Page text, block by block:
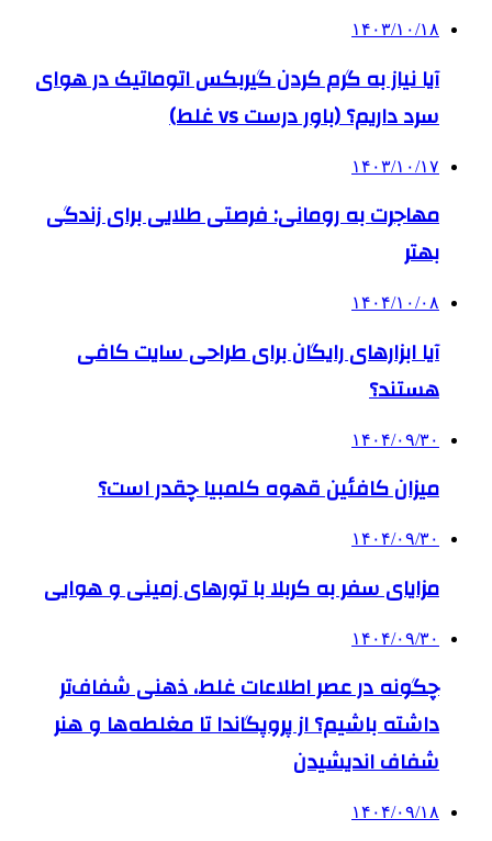
۱۴۰۳/۱۰/۱۸
آیا نیاز به گرم کردن گیربکس اتوماتیک در هوای
سرد داریم؟ (باور درست vs غلط)
۱۴۰۳/۱۰/۱۷
مهاجرت به رومانی: فرصتی طلایی برای زندگی
بهتر
۱۴۰۴/۱۰/۰۸
آیا ابزارهای رایگان برای طراحی سایت کافی
هستند؟
۱۴۰۴/۰۹/۳۰
میزان کافئین قهوه کلمبیا چقدر است؟
۱۴۰۴/۰۹/۳۰
مزایای سفر به کربلا با تورهای زمینی و هوایی
۱۴۰۴/۰۹/۳۰
چگونه در عصر اطلاعات غلط، ذهنی شفاف‌تر
داشته باشیم؟ از پروپگاندا تا مغلطه‌ها و هنر
شفاف اندیشیدن
۱۴۰۴/۰۹/۱۸